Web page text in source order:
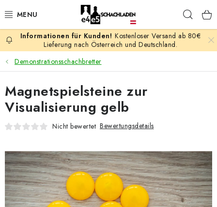
Inhalt
AKTION
SCHACHSPIELE
SCHACHFIGUREN
SCHACHBÜCHER
SCHACH-ANTIQUITÄTENLADEN
Kostenloser Versand ab 80€
Lieferung nach Österreich und Deutschland.
Demonstrationsschachbretter
Magnetspielsteine zur
Visualisierung gelb
Nicht bewertet Bewertungsdetails